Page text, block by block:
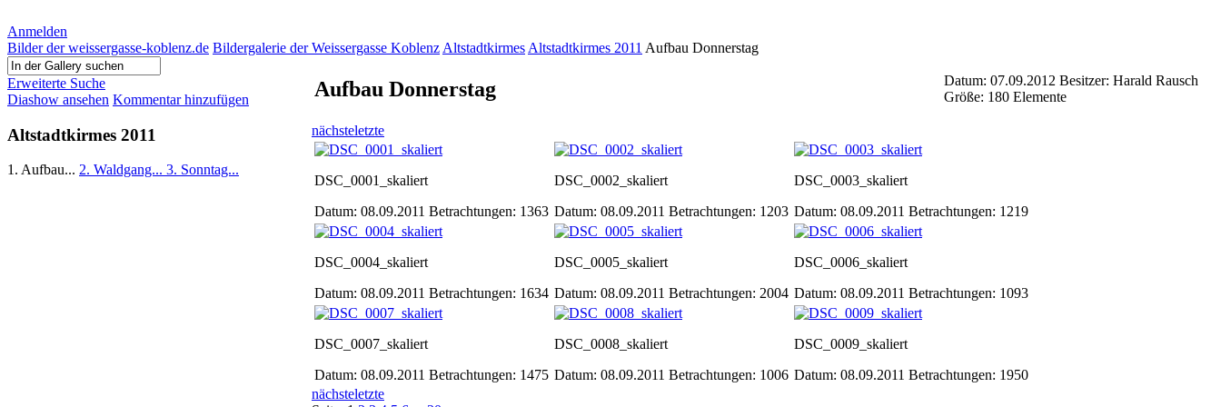
Anmelden
Bilder der weissergasse-koblenz.de Bildergalerie der Weissergasse Koblenz Altstadtkirmes Altstadtkirmes 2011 Aufbau Donnerstag
Erweiterte Suche
Diashow ansehen Kommentar hinzufügen
Altstadtkirmes 2011
1. Aufbau... 2. Waldgang... 3. Sonntag...
Aufbau Donnerstag Datum: 07.09.2012 Besitzer: Harald Rausch
Größe: 180 Elemente
nächsteletzte
DSC_0001_skaliert
Datum: 08.09.2011 Betrachtungen: 1363
DSC_0002_skaliert
Datum: 08.09.2011 Betrachtungen: 1203
DSC_0003_skaliert
Datum: 08.09.2011 Betrachtungen: 1219
DSC_0004_skaliert
Datum: 08.09.2011 Betrachtungen: 1634
DSC_0005_skaliert
Datum: 08.09.2011 Betrachtungen: 2004
DSC_0006_skaliert
Datum: 08.09.2011 Betrachtungen: 1093
DSC_0007_skaliert
Datum: 08.09.2011 Betrachtungen: 1475
DSC_0008_skaliert
Datum: 08.09.2011 Betrachtungen: 1006
DSC_0009_skaliert
Datum: 08.09.2011 Betrachtungen: 1950
nächsteletzte